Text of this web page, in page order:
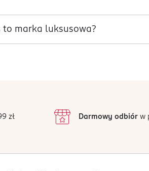
to marka luksusowa?
zł Darmowy odbiórw